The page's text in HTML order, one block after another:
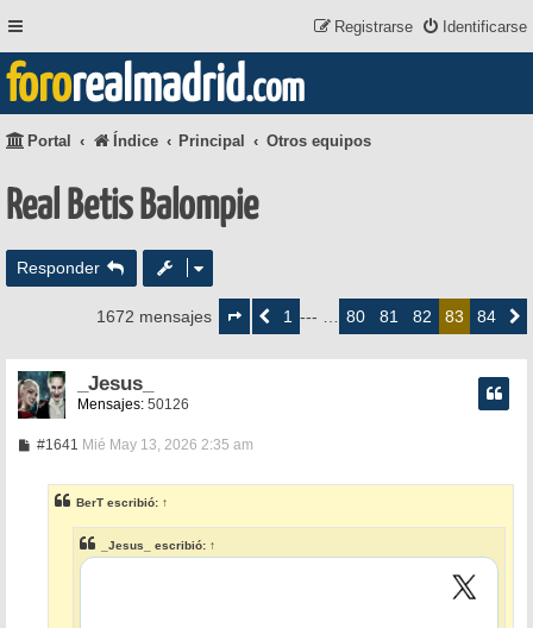
Identificarse
Registrarse
fororealmadrid.com
Portal Índice Principal Otros equipos
Real Betis Balompie
Responder
1672 mensajes
Página
deAnterior1 --- … 80 81 82 83 84
_Jesus_
Mensajes: 50126
#1641 M
a
j
e
Mié May 13, 2026 2:35 am
BerT escribió: ↑
_Jesus_ escribió: ↑